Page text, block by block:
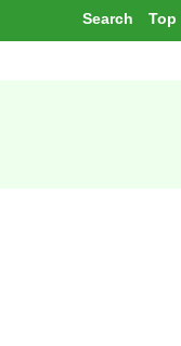
Top
Search